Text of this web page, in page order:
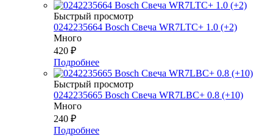
Быстрый просмотр
0242235664 Bosch Свеча WR7LTC+ 1.0 (+2)
Много
420 ₽
Подробнее
Быстрый просмотр
0242235665 Bosch Свеча WR7LBC+ 0.8 (+10)
Много
240 ₽
Подробнее